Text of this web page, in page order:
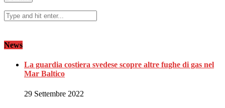
News
La guardia costiera svedese scopre altre fughe di gas nel
Mar Baltico
29 Settembre 2022